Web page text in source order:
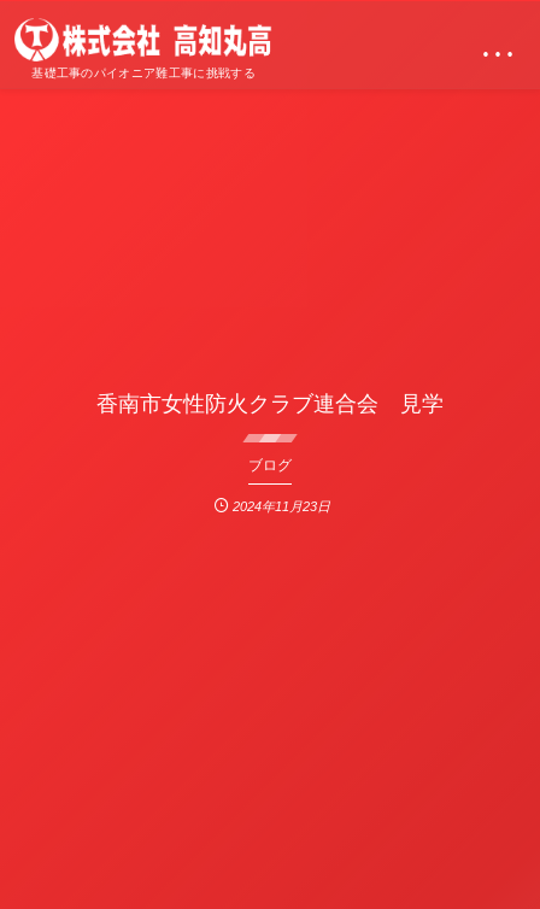
基礎工事のパイオニア難工事に挑戦する
…
香南市女性防火クラブ連合会 見学
ブログ
2024年11月23日